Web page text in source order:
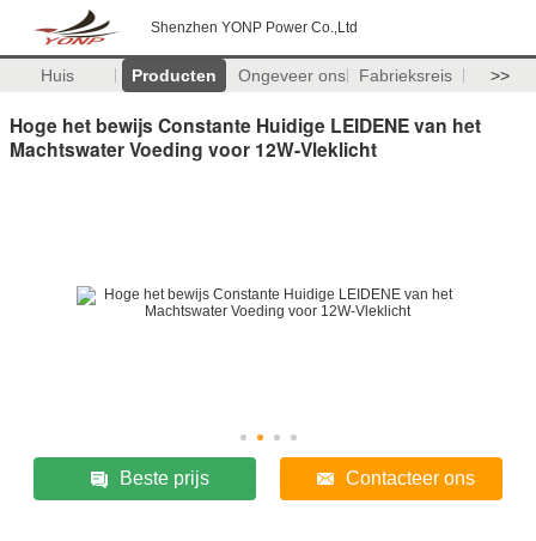
Shenzhen YONP Power Co.,Ltd
Huis Producten Ongeveer ons Fabrieksreis >>
Hoge het bewijs Constante Huidige LEIDENE van het
Machtswater Voeding voor 12W-Vleklicht
Beste prijs Contacteer ons